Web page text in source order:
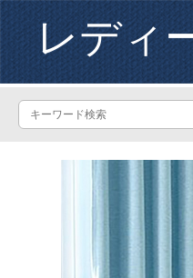
レディ